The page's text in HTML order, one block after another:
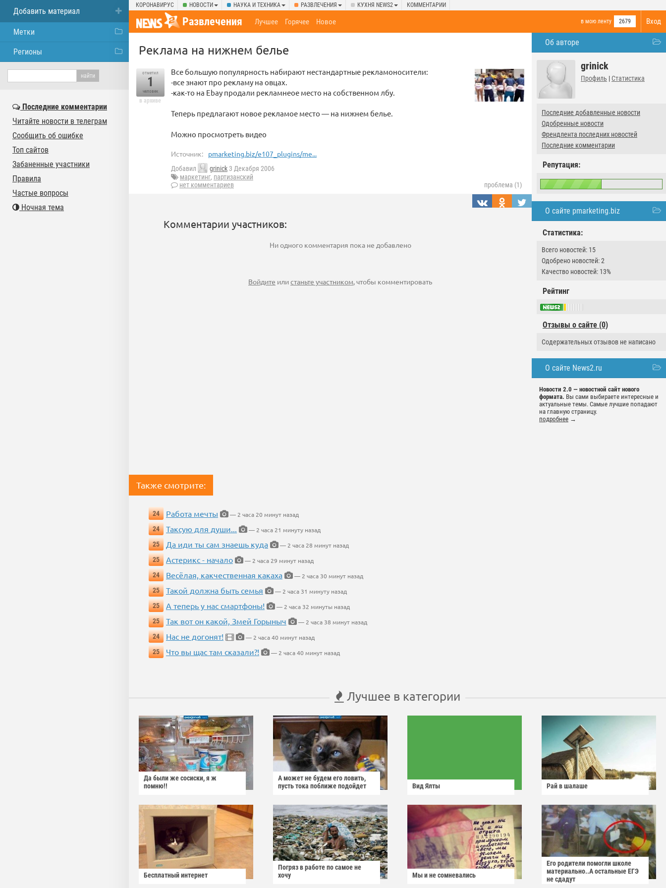
КОРОНАВИРУС НОВОСТИ НАУКА И ТЕХНИКА РАЗВЛЕЧЕНИЯ КУХНЯ NEWS2 КОММЕНТАРИИ
Вход
Развлечения в мою ленту 2679
Лучшее Горячее Новое
Об авторе
grinick
Профиль | Статистика
Последние добавленные новости
Одобренные новости
Френдлента последних новостей
Последние комментарии
Репутация:
О сайте pmarketing.biz
Статистика:
Всего новостей: 15
Одобрено новостей: 2
Качество новостей: 13%
Рейтинг
Отзывы о сайте (0)
Содержательных отзывов не написано
О сайте News2.ru
Новости 2.0 — новостной сайт нового
формата. Вы сами выбираете интересные и
актуальные темы. Самые лучшие попадают
на главную страницу.
подробнее →
Реклама на нижнем белье
отметил
1
человек
в архиве
Все большую популярность набирают нестандартные рекламоносители:
-все знают про рекламу на овцах.
-как-то на Ebay продали рекламнеое место на собственном лбу.
Теперь предлагают новое рекламое место — на нижнем белье.
Можно просмотреть видео
Источник: pmarketing.biz/e107_plugins/me...
Добавил grinick 3 Декабря 2006
маркетинг, партизанский
нет комментариев
проблема (1)
Комментарии участников:
Ни одного комментария пока не добавлено
Войдите илистаньте участником, чтобы комментировать
Также смотрите:
24 Работа мечты
— 2 часа 20 минут назад
24
Таксую для души...
— 2 часа 21 минуту назад
25
Да иди ты сам знаешь куда
— 2 часа 28 минут назад
25
Астерикс - начало
— 2 часа 29 минут назад
24
Весёлая, какчественная какаха
— 2 часа 30 минут назад
25
Такой должна быть семья
— 2 часа 31 минуту назад
25
А теперь у нас смартфоны!
— 2 часа 32 минуты назад
25
Так вот он какой, Змей Горыныч
— 2 часа 38 минут назад
24
Нас не догонят!
— 2 часа 40 минут назад
25
Что вы щас там сказали?! — 2 часа 40 минут назад
Лучшее в категории
Да были же сосиски, я ж
помню!!
А может не будем его ловить,
пусть тока поближе подойдет
Вид Ялты Рай в шалаше
Бесплатный интернет
Погряз в работе по самое не
хочу
Мы и не сомневались
Его родители помогли школе
материально..А остальные ЕГЭ
не сдадут
Добавить материал
Метки
Регионы
Последние комментарии
Читайте новости в телеграм
Сообщить об ошибке
Топ сайтов
Забаненные участники
Правила
Частые вопросы
Ночная тема